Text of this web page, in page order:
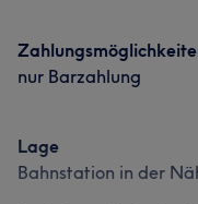
nur Barzahlung
Lage
Bahnstation in der